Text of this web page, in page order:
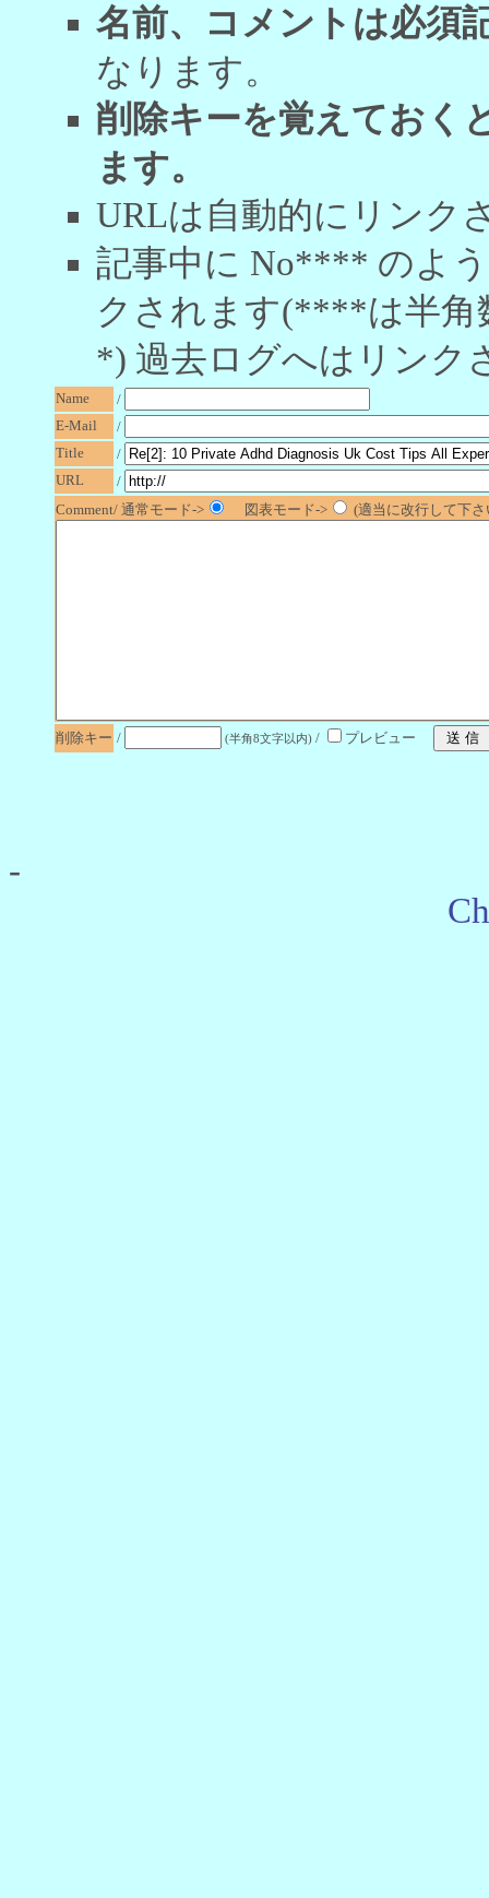
名前、コメントは必須
なります。
削除キーを覚えておく
ます。
URLは自動的にリンク
記事中に No**** のよ
クされます(****は半角
*) 過去ログへはリンク
Name
/
E-Mail
/
Title
/
URL
/
Comment/ 通常モード->
図表モード-> (適当に改行して下
削除キー / (半角8文字以内) / プレビュー
-